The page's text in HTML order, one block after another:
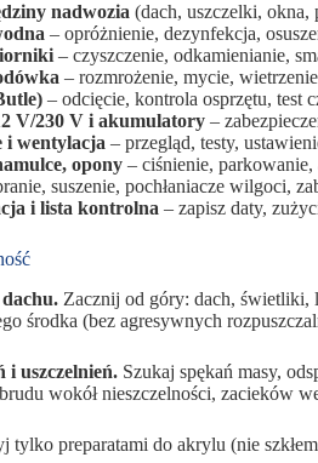
nadwozia (dach, uszczelki, okna,
– opróżnienie, dezynfekcja,
– czyszczenie, odkamienianie,
– rozmrożenie, mycie,
– odcięcie, kontrola osprzętu, test
V/230 V i akumulatory –
i wentylacja – przegląd, testy,
opony – ciśnienie,
suszenie, pochłaniacze wilgoci,
i lista kontrolna – zapisz daty,
Zacznij od góry: dach,
środka (bez agresywnych
i uszczelnień. Szukaj spękań masy,
wokół nieszczelności, zacieków
tylko preparatami do akrylu (nie